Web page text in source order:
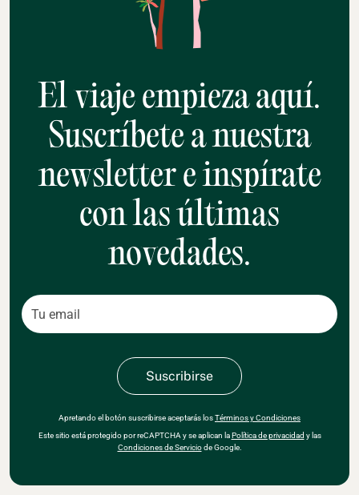
El viaje empieza aquí.
Suscríbete a nuestra
newsletter e inspírate
con las últimas
novedades.
Apretando el botón suscribirse aceptarás losTérminos y Condiciones
Este sitio está protegido por reCAPTCHA y se aplican laPolítica de privacidad y las
Condiciones de Serviciode Google.